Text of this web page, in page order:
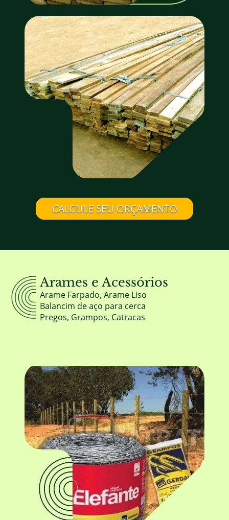
CALCULE SEU ORÇAMENTO
Arames e Acessórios
Arame Farpado, Arame Liso
Balancim de aço para cerca
Pregos, Grampos, Catracas